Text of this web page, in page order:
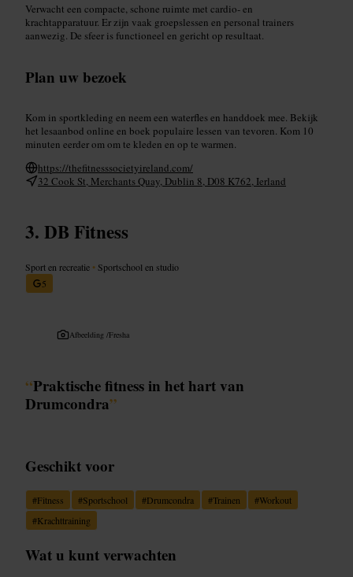
Verwacht een compacte, schone ruimte met cardio- en
krachtapparatuur. Er zijn vaak groepslessen en personal trainers
aanwezig. De sfeer is functioneel en gericht op resultaat.
Plan uw bezoek
Kom in sportkleding en neem een waterfles en handdoek mee. Bekijk
het lesaanbod online en boek populaire lessen van tevoren. Kom 10
minuten eerder om om te kleden en op te warmen.
https://thefitnesssocietyireland.com/
32 Cook St, Merchants Quay, Dublin 8, D08 K762, Ierland
DB Fitness
Sport en recreatie • Sportschool en studio
5
Afbeelding /Fresha
“Praktische fitness in het hart van
Drumcondra”
Geschikt voor
#Fitness #Sportschool #Drumcondra #Trainen #Workout
#Krachttraining
Wat u kunt verwachten